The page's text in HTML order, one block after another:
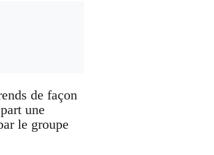
de façon
une
le groupe